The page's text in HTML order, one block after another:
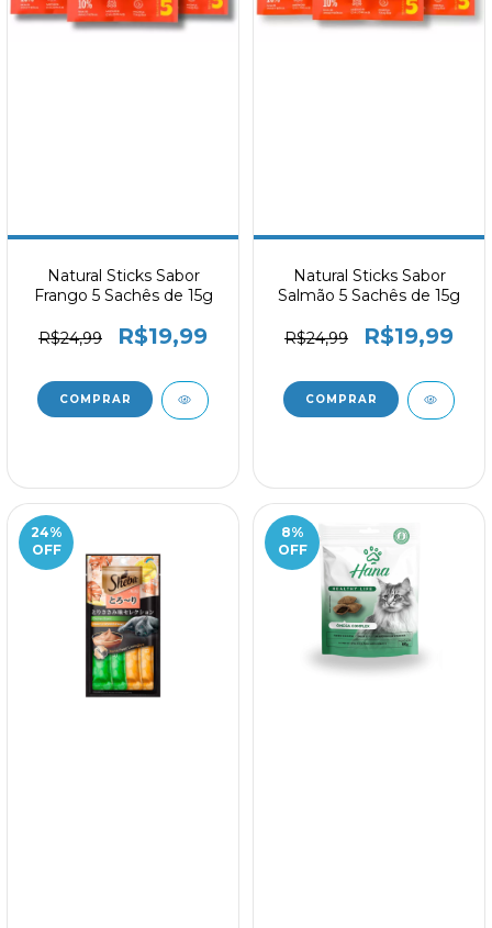
Natural Sticks Sabor
Frango 5 Sachês de 15g
R$24,99 R$19,99
Natural Sticks Sabor
Salmão 5 Sachês de 15g
R$24,99 R$19,99
24%
OFF
8%
OFF